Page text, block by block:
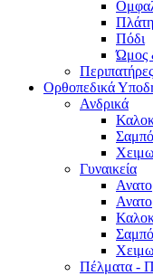
Πλάτη
Πόδι
Ώμος
Περιπατήρες
Ορθοπεδικά
Ανδρικά
Σαμπό
Γυναικεία
Σαμπό
Πέλματα -